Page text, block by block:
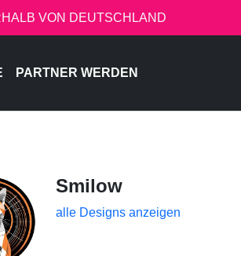
VON DEUTSCHLAND
PARTNER WERDEN
Smilow
alle Designs anzeigen